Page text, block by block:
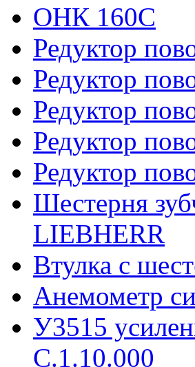
ОНК 160С
Редуктор
Редуктор
Редуктор
Редуктор
Редуктор
Шестерня
LIEBHERR
Втулка с
Анемометр
У3515
С.1.10.000